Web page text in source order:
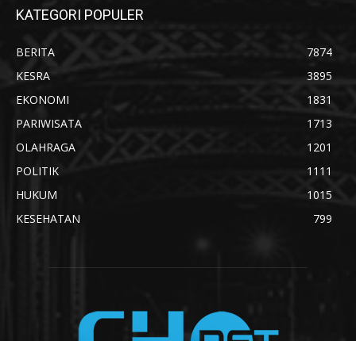
KATEGORI POPULER
BERITA
7874
KESRA
3895
EKONOMI
1831
PARIWISATA
1713
OLAHRAGA
1201
POLITIK
1111
HUKUM
1015
KESEHATAN
799